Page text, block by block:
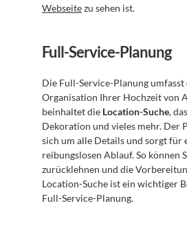
Webseite zu sehen ist.
Full-Service-Planung
Die Full-Service-Planung
Organisation Ihrer Hochzeit von
beinhaltet die Location-Suche,
Dekoration und vieles mehr. Der
sich um alle Details und sorgt für
reibungslosen Ablauf. So können
zurücklehnen und die
Location-Suche ist ein wichtiger
Full-Service-Planung.